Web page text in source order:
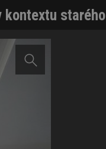
kontextu starého